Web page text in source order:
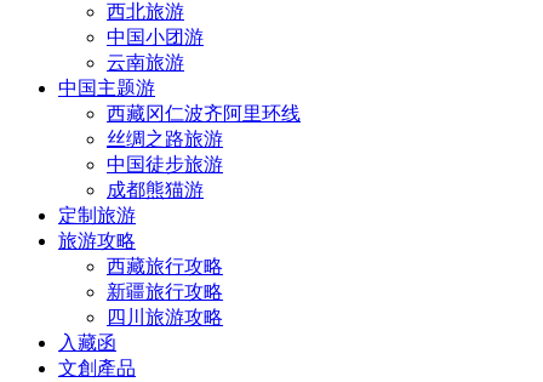
西北旅游
中国小团游
云南旅游
中国主题游
西藏冈仁波齐阿里环线
丝绸之路旅游
中国徒步旅游
成都熊猫游
定制旅游
旅游攻略
西藏旅行攻略
新疆旅行攻略
四川旅游攻略
入藏函
文創產品